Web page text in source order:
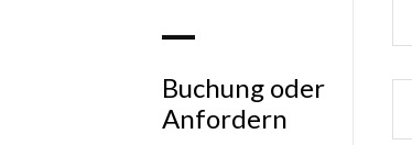
Buchung oder
Anfordern